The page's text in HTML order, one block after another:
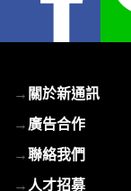
→關於新通訊
→廣告合作
→聯絡我們
→人才招募